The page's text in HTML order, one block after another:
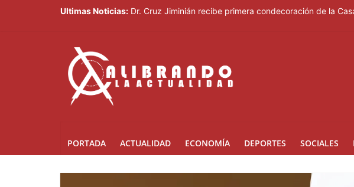
Ultimas Noticias: Dr. Cruz Jiminián recibe primera condecoración de la
PORTADA ACTUALIDAD ECONOMÍA DEPORTES SOCIALES